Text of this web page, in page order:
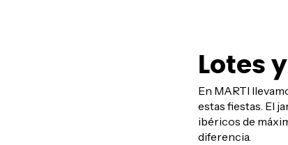
Lotes
En MARTI
estas fiestas. El
ibéricos de
diferencia.